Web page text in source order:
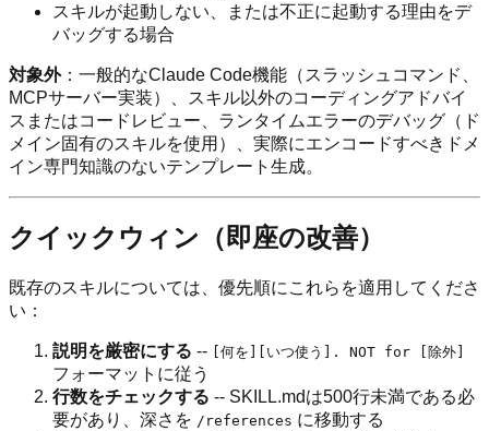
スキルが起動しない、または不正に起動する理由をデ
バッグする場合
対象外：一般的なClaude Code機能（スラッシュコマンド、
MCPサーバー実装）、スキル以外のコーディングアドバイ
スまたはコードレビュー、ランタイムエラーのデバッグ（ド
メイン固有のスキルを使用）、実際にエンコードすべきドメ
イン専門知識のないテンプレート生成。
クイックウィン（即座の改善）
既存のスキルについては、優先順にこれらを適用してくださ
い：
説明を厳密にする -- [何を][いつ使う]. NOT for [除外]
フォーマットに従う
行数をチェックする -- SKILL.mdは500行未満である必
要があり、深さを /references に移動する